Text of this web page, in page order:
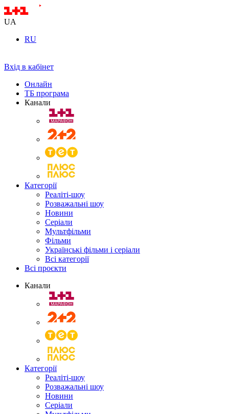
UA
RU
Вхід в кабінет
Онлайн
ТБ програма
Канали
Категорії
Реаліті-шоу
Розважальні шоу
Новини
Серіали
Мультфільми
Фільми
Українські фільми і серіали
Всі категорії
Всі проєкти
Канали
Категорії
Реаліті-шоу
Розважальні шоу
Новини
Серіали